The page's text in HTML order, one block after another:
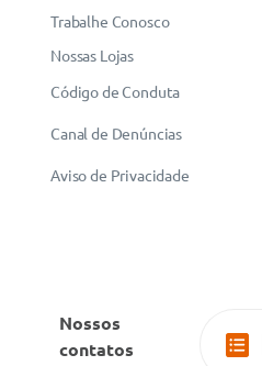
Trabalhe Conosco
Nossas Lojas
Código de Conduta
Canal de Denúncias
Aviso de Privacidade
Nossos
contatos